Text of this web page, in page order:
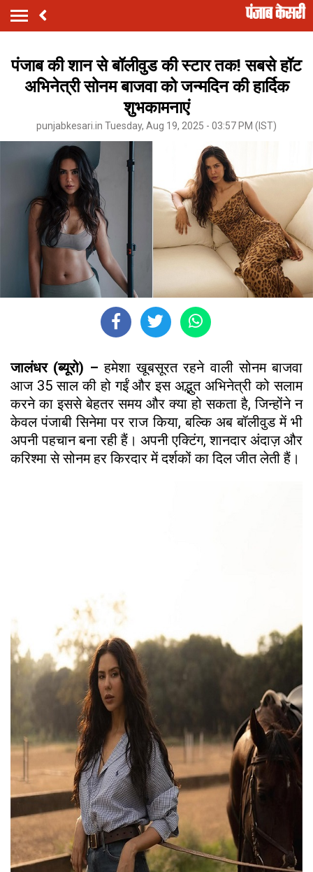
पंजाब की शान से बॉलीवुड की स्टार तक! सबसे हॉट
अभिनेत्री सोनम बाजवा को जन्मदिन की हार्दिक
शुभकामनाएं
punjabkesari.in Tuesday, Aug 19, 2025 - 03:57 PM (IST)
जालंधर (ब्यूरो) – हमेशा खूबसूरत रहने वाली सोनम बाजवा
आज 35 साल की हो गईं और इस अद्भुत अभिनेत्री को सलाम
करने का इससे बेहतर समय और क्या हो सकता है, जिन्होंने न
केवल पंजाबी सिनेमा पर राज किया, बल्कि अब बॉलीवुड में भी
अपनी पहचान बना रही हैं। अपनी एक्टिंग, शानदार अंदाज़ और
करिश्मा से सोनम हर किरदार में दर्शकों का दिल जीत लेती हैं।